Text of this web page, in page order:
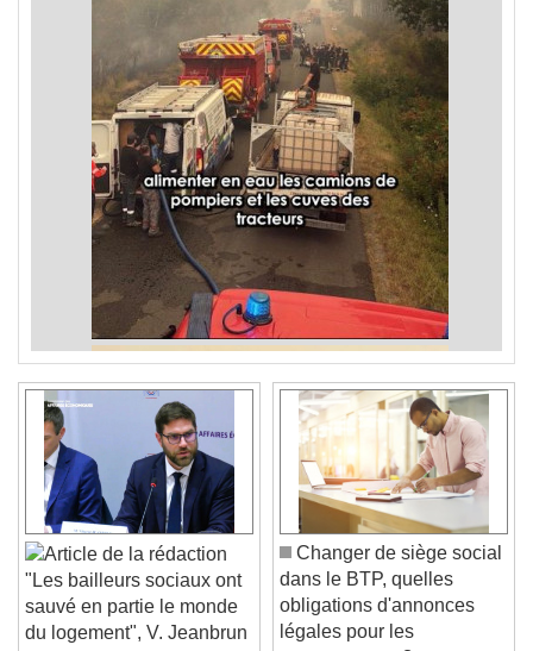
"Les bailleurs sociaux ont
sauvé en partie le monde
Changer de siège social
dans le BTP, quelles
obligations d'annonces